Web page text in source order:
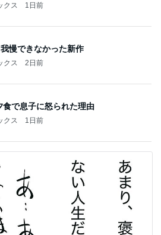
クス 1日前
慢できなかった新作
クス 2日前
食で息子に怒られた理由
クス 1日前